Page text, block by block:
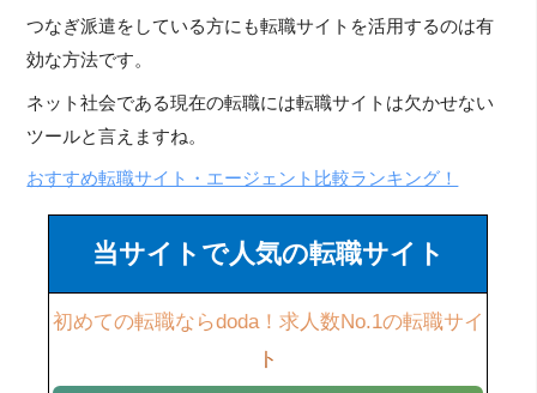
つなぎ派遣をしている方にも転職サイトを活用するのは有
効な方法です。
ネット社会である現在の転職には転職サイトは欠かせない
ツールと言えますね。
おすすめ転職サイト・エージェント比較ランキング！
当サイトで人気の転職サイト
初めての転職ならdoda！求人数No.1の転職サイ
ト